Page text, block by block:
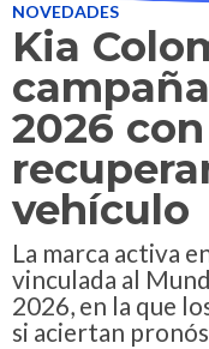
NOVEDADES
Kia
2026
vehículo
La marca activa
vinculada al
2026, en la que
si aciertan